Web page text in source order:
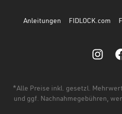
Anleitungen FIDLOCK.com
*Alle Preise inkl. gesetzl.
und ggf. Nachnahmegebühren,